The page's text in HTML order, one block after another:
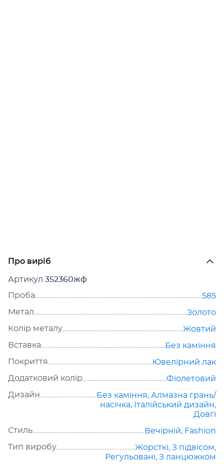
Про виріб
Артикул 352360жф
Проба
585
Метал
Золото
Колір металу
Жовтий
Вставка
Без каміння
Покриття
Ювелірний лак
Додатковий колір
Фіолетовий
Дизайн
Без каміння, Алмазна грань/
насічка, Італійський дизайн,
Довгі
Стиль
Вечірній, Fashion
Тип виробу
Жорсткі, З підвісом,
Регульовані, З ланцюжком